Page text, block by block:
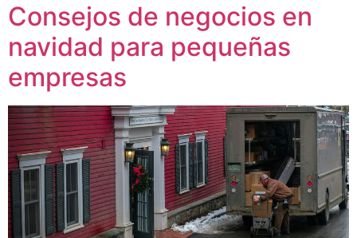
Consejos de negocios en
navidad para pequeñas
empresas